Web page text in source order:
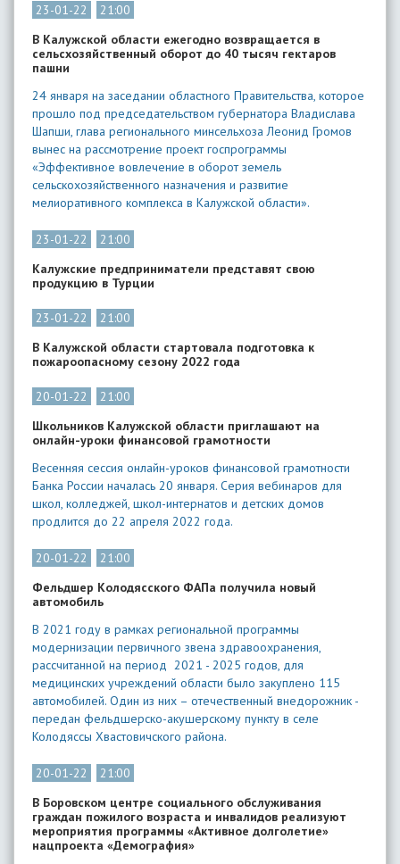
23-01-22
21:00
В Калужской области ежегодно возвращается в
сельсхозяйственный оборот до 40 тысяч гектаров
пашни
24 января на заседании областного Правительства, которое
прошло под председательством губернатора Владислава
Шапши, глава регионального минсельхоза Леонид Громов
вынес на рассмотрение проект госпрограммы
«Эффективное вовлечение в оборот земель
сельскохозяйственного назначения и развитие
мелиоративного комплекса в Калужской области».
23-01-22
21:00
Калужские предприниматели представят свою
продукцию в Турции
23-01-22
21:00
В Калужской области стартовала подготовка к
пожароопасному сезону 2022 года
20-01-22
21:00
Школьников Калужской области приглашают на
онлайн-уроки финансовой грамотности
Весенняя сессия онлайн-уроков финансовой грамотности
Банка России началась 20 января. Серия вебинаров для
школ, колледжей, школ-интернатов и детских домов
продлится до 22 апреля 2022 года.
20-01-22
21:00
Фельдшер Колодясского ФАПа получила новый
автомобиль
В 2021 году в рамках региональной программы
модернизации первичного звена здравоохранения,
рассчитанной на период 2021 - 2025 годов, для
медицинских учреждений области было закуплено 115
автомобилей. Один из них – отечественный внедорожник -
передан фельдшерско-акушерскому пункту в селе
Колодяссы Хвастовичского района.
20-01-22
21:00
В Боровском центре социального обслуживания
граждан пожилого возраста и инвалидов реализуют
мероприятия программы «Активное долголетие»
нацпроекта «Демография»